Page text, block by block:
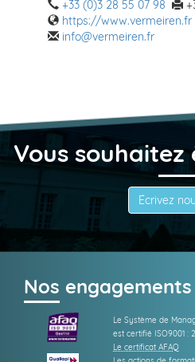
+33 (0)3 28 55 07 98
https://www.vermeiren.fr
info@vermeiren.fr
Vous
Écrivez
Nos
Le Système de
est certifié ISO9001 :
Le certificat AFAQ